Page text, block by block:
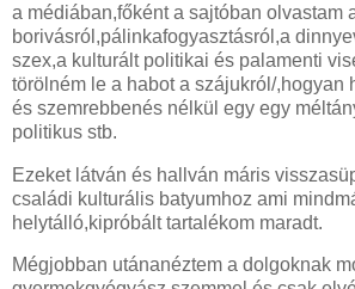
a médiában,főként a sajtóban olvastam
borivásról,pálinkafogyasztásról,a
szex,a kulturált politikai és palamenti
törölném le a habot a szájukról/,hogyan
és szemrebbenés nélkül egy egy
politikus stb.
Ezeket látván és hallván máris
családi kulturális batyumhoz ami
helytálló,kipróbált tartalékom maradt.
Mégjobban utánanéztem a dolgoknak